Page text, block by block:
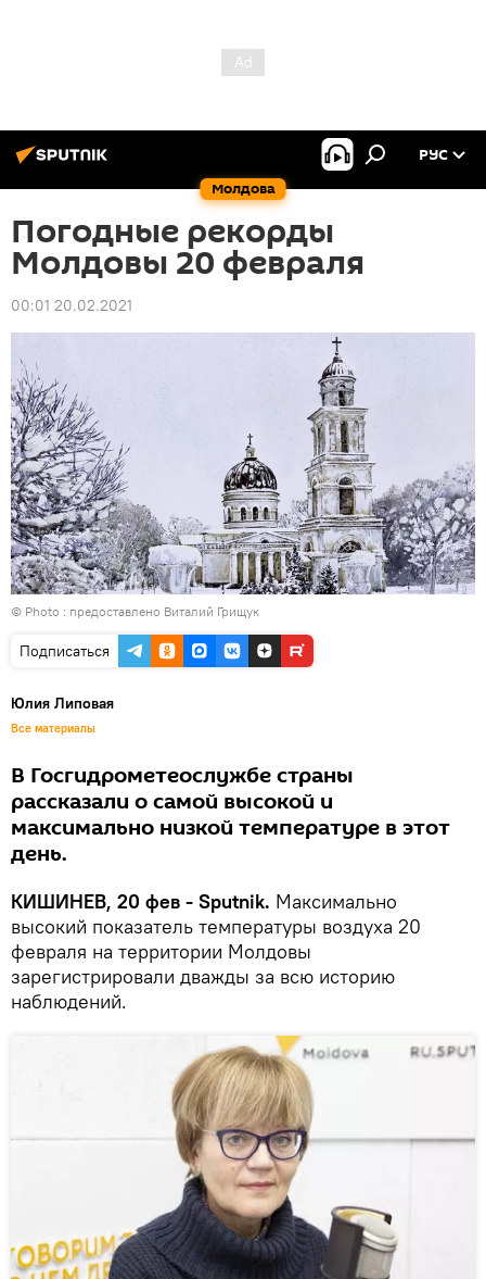
Молдова
РУС
Погодные рекорды
Молдовы 20 февраля
00:01 20.02.2021
© Photo : предоставлено Виталий Грищук
Подписаться
Юлия Липовая
Все материалы
В Госгидрометеослужбе страны
рассказали о самой высокой и
максимально низкой температуре в этот
день.
КИШИНЕВ, 20 фев - Sputnik. Максимально
высокий показатель температуры воздуха 20
февраля на территории Молдовы
зарегистрировали дважды за всю историю
наблюдений.